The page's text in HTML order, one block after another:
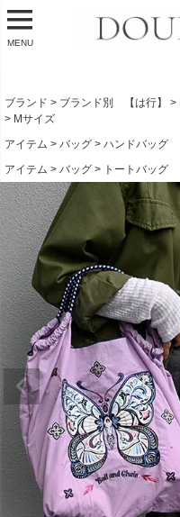
MENU
ブランド ブランド別 【は行】
Mサイズ
アイテム
バッグ
ハンドバッグ
アイテム
バッグ トートバッグ